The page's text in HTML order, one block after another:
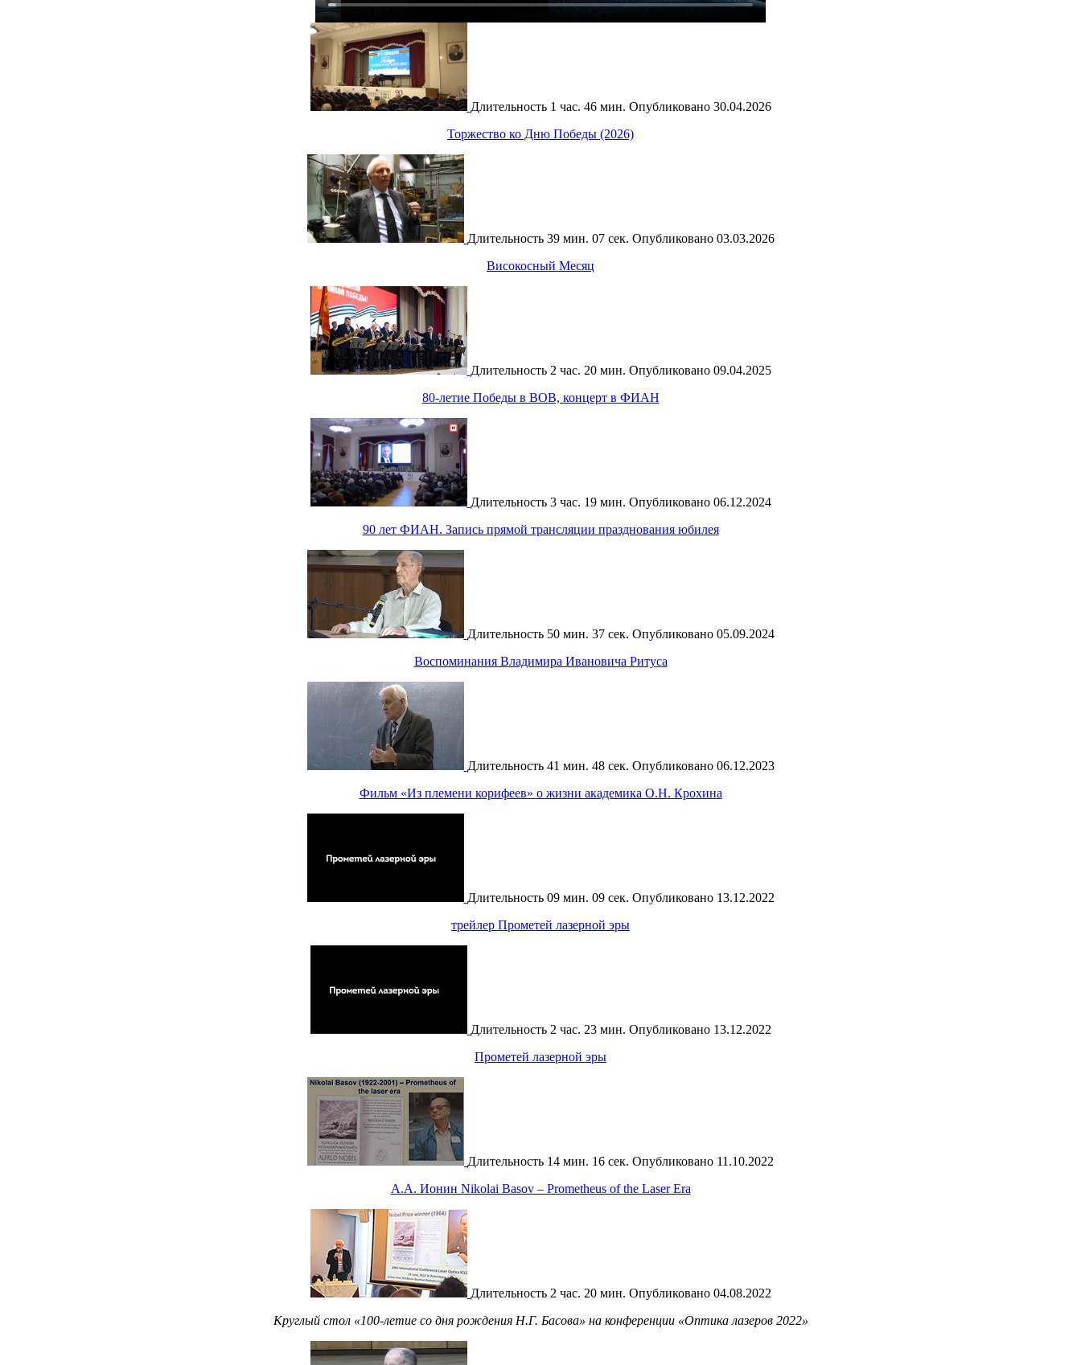
Длительность 1 час. 46 мин. Опубликовано 30.04.2026
Торжество ко Дню Победы (2026)
Длительность 39 мин. 07 сек. Опубликовано 03.03.2026
Високосный Месяц
Длительность 2 час. 20 мин. Опубликовано 09.04.2025
80-летие Победы в ВОВ, концерт в ФИАН
Длительность 3 час. 19 мин. Опубликовано 06.12.2024
90 лет ФИАН. Запись прямой трансляции празднования юбилея
Длительность 50 мин. 37 сек. Опубликовано 05.09.2024
Воспоминания Владимира Ивановича Ритуса
Длительность 41 мин. 48 сек. Опубликовано 06.12.2023
Фильм «Из племени корифеев» о жизни академика О.Н. Крохина
Длительность 09 мин. 09 сек. Опубликовано 13.12.2022
трейлер Прометей лазерной эры
Длительность 2 час. 23 мин. Опубликовано 13.12.2022
Прометей лазерной эры
Длительность 14 мин. 16 сек. Опубликовано 11.10.2022
А.А. Ионин Nikolai Basov – Prometheus of the Laser Era
Длительность 2 час. 20 мин. Опубликовано 04.08.2022
Круглый стол «100-летие со дня рождения Н.Г. Басова» на конференции «Оптика лазеров 2022»